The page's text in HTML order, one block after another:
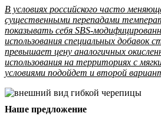
В условиях российского часто
существенными перепадами
показывать себя SBS-
использования специальных добавок
превышает цену аналогичных
использования на территориях с
условиями подойдет и второй
Наше предложение